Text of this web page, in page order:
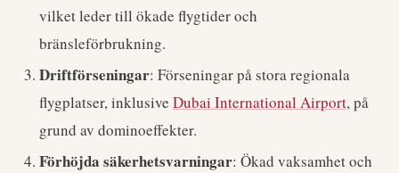
vilket leder till ökade flygtider och
bränsleförbrukning.
Driftförseningar: Förseningar på stora regionala
flygplatser, inklusive Dubai International Airport, på
grund av dominoeffekter.
Förhöjda säkerhetsvarningar: Ökad vaksamhet och